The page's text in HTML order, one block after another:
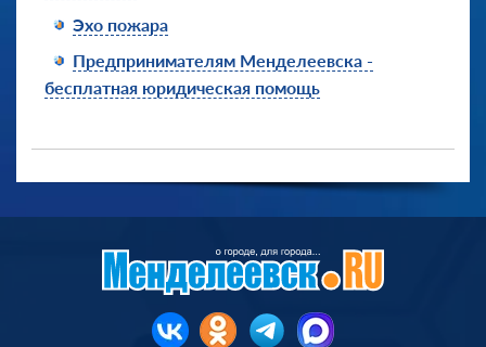
Эхо пожара
Предпринимателям Менделеевска -
бесплатная юридическая помощь